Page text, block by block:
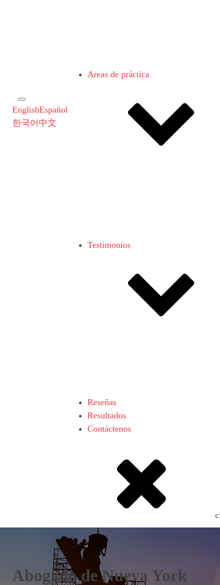
EnglishEspañol
한국어 中文
Areas de práctica
Testimonios
Reseñas
Resultados
Contáctenos
Abogado de Nueva York